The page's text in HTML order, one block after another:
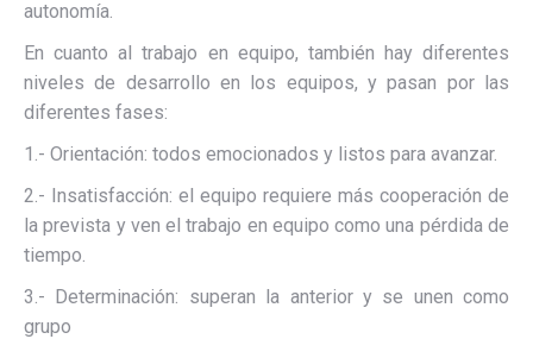
autonomía.
En cuanto al trabajo en equipo, también hay diferentes
niveles de desarrollo en los equipos, y pasan por las
diferentes fases:
1.- Orientación: todos emocionados y listos para avanzar.
2.- Insatisfacción: el equipo requiere más cooperación de
la prevista y ven el trabajo en equipo como una pérdida de
tiempo.
3.- Determinación: superan la anterior y se unen como
grupo